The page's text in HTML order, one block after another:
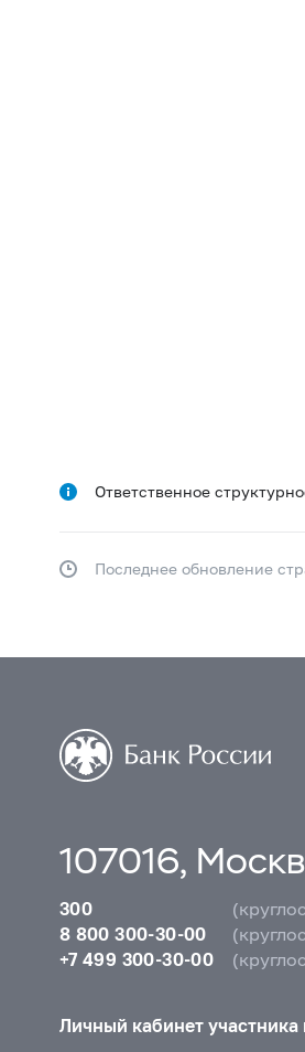
Ответственное
Последнее обновление
107016,
300
8 800 300-30-00
+7 499 300-30-00
Личный кабинет